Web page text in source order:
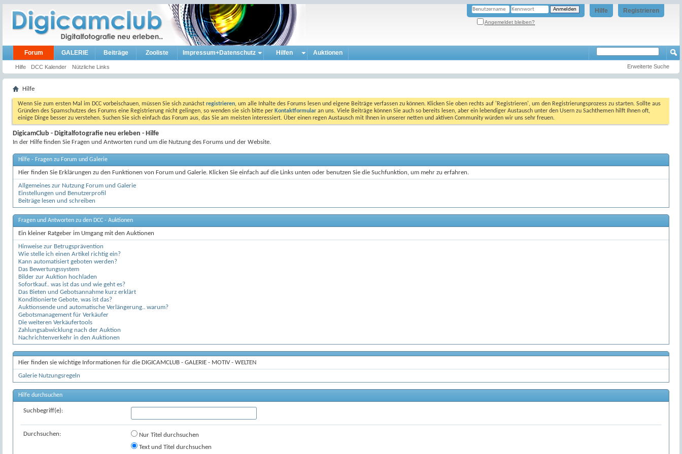
Registrieren
Hilfe
Angemeldet bleiben?
Forum
Hilfe DCC Kalender Nützliche Links
GALERIE Beiträge Zooliste Impressum+Datenschutz Hilfen Auktionen
Erweiterte Suche
Hilfe
Wenn Sie zum ersten Mal im DCC vorbeischauen, müssen Sie sich zunächst registrieren, um alle Inhalte des Forums lesen und eigene Beiträge verfassen zu können. Klicken Sie oben rechts auf 'Registrieren', um den Registrierungsprozess zu starten. Sollte aus
Gründen des Spamschutzes des Forums eine Registrierung nicht gelingen, so wenden sie sich bitte per Kontaktformular an uns. Viele Beiträge können Sie auch so bereits lesen, aber ein lebendiger Austausch unter den Usern zu Sachthemen hilft Ihnen oft,
einige Dinge besser zu verstehen. Suchen Sie sich einfach das Forum aus, das Sie am meisten interessiert. Über einen regen Austausch mit Ihnen in unserer netten und aktiven Community würden wir uns sehr freuen.
DigicamClub - Digitalfotografie neu erleben - Hilfe
In der Hilfe finden Sie Fragen und Antworten rund um die Nutzung des Forums und der Website.
Hilfe - Fragen zu Forum und Galerie
Hier finden Sie Erklärungen zu den Funktionen von Forum und Galerie. Klicken Sie einfach auf die Links unten oder benutzen Sie die Suchfunktion, um mehr zu erfahren.
Allgemeines zur Nutzung Forum und Galerie
Einstellungen und Benutzerprofil
Beiträge lesen und schreiben
Fragen und Antworten zu den DCC - Auktionen
Ein kleiner Ratgeber im Umgang mit den Auktionen
Hinweise zur Betrugsprävention
Wie stelle ich einen Artikel richtig ein?
Kann automatisiert geboten werden?
Das Bewertungssystem
Bilder zur Auktion hochladen
Sofortkauf.. was ist das und wie geht es?
Das Bieten und Gebotsannahme kurz erklärt
Konditionierte Gebote, was ist das?
Auktionsende und automatische Verlängerung.. warum?
Gebotsmanagement für Verkäufer
Die weiteren Verkäufertools
Zahlungsabwicklung nach der Auktion
Nachrichtenverkehr in den Auktionen
Hier finden sie wichtige Informationen für die DIGICAMCLUB - GALERIE - MOTIV - WELTEN
Galerie Nutzungsregeln
Hilfe durchsuchen
Suchbegriff(e):
Durchsuchen:
Nur Titel durchsuchen
Text und Titel durchsuchen